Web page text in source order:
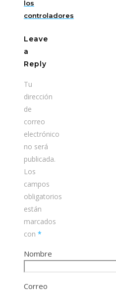
los
controladores
Leave
a
Reply
Tu
dirección
de
correo
electrónico
no será
publicada.
Los
campos
obligatorios
están
marcados
con *
Nombre
Correo